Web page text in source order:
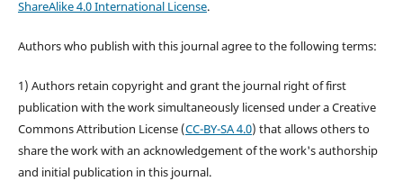
ShareAlike 4.0 International License.
Authors who publish with this journal agree to the following terms:
1) Authors retain copyright and grant the journal right of first
publication with the work simultaneously licensed under a Creative
Commons Attribution License (CC-BY-SA 4.0) that allows others to
share the work with an acknowledgement of the work's authorship
and initial publication in this journal.